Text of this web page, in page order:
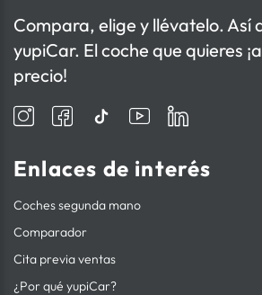
Compara, elige y llévatelo. Así
yupiCar. El coche que quieres
precio!
Enlaces de interés
Coches segunda mano
Comparador
Cita previa ventas
¿Por qué yupiCar?